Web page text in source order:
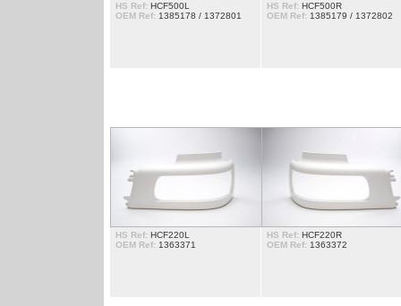
HS Ref: HCF500L
OEM Ref: 1385178 / 1372801
HS Ref: HCF500R
OEM Ref: 1385179 / 1372802
HS Ref: HCF220L
OEM Ref: 1363371
HS Ref: HCF220R
OEM Ref: 1363372